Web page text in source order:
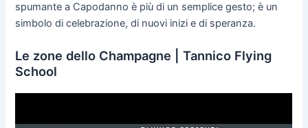
spumante a Capodanno è più di un semplice gesto; è un
simbolo di celebrazione, di nuovi inizi e di speranza.
Le zone dello Champagne | Tannico Flying
School